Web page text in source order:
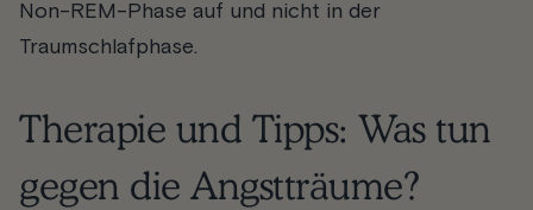
Non-REM-Phase auf und nicht in der
Traumschlafphase.
Therapie und Tipps: Was tun
gegen die Angstträume?